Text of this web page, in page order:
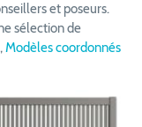
et poseurs.
sélection de
,Modèles coordonnés